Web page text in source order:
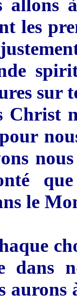
allons
les
sur
Christ
le